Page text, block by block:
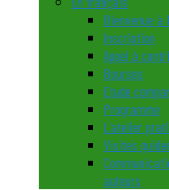
Bienvenue à
Inscription
Appel à
Bourses
Etude
Programme
L’atelier
Visites
auteurs